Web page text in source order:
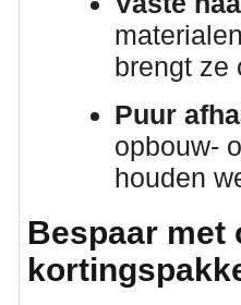
brengt
Puur
opbouw-
houden
Bespaar met